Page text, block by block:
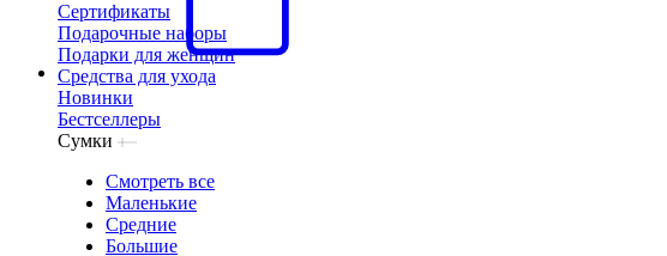
Сертификаты
Подарочные наборы
Подарки для женщин
Средства для ухода
Новинки
Бестселлеры
Сумки
Смотреть все
Маленькие
Средние
Большие